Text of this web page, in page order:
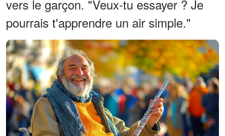
vers le garçon. "Veux-tu essayer ? Je
pourrais t'apprendre un air simple."